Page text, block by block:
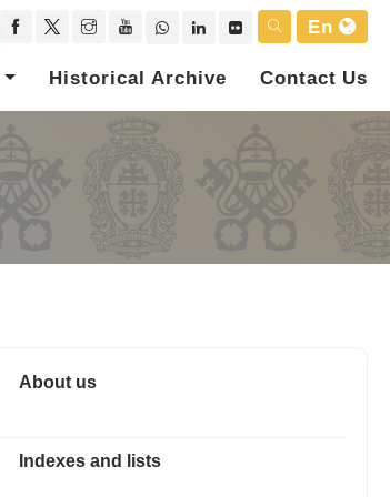
En
Historical Archive Contact Us
About us
Indexes and lists